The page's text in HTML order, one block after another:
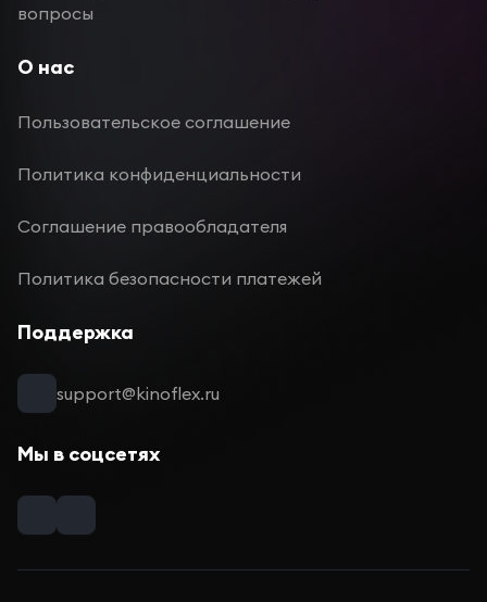
вопросы
О нас
Пользовательское соглашение
Политика конфиденциальности
Соглашение правообладателя
Политика безопасности платежей
Поддержка
support@kinoflex.ru
Мы в соцсетях